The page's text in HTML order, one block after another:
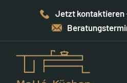
Jetzt kontaktieren